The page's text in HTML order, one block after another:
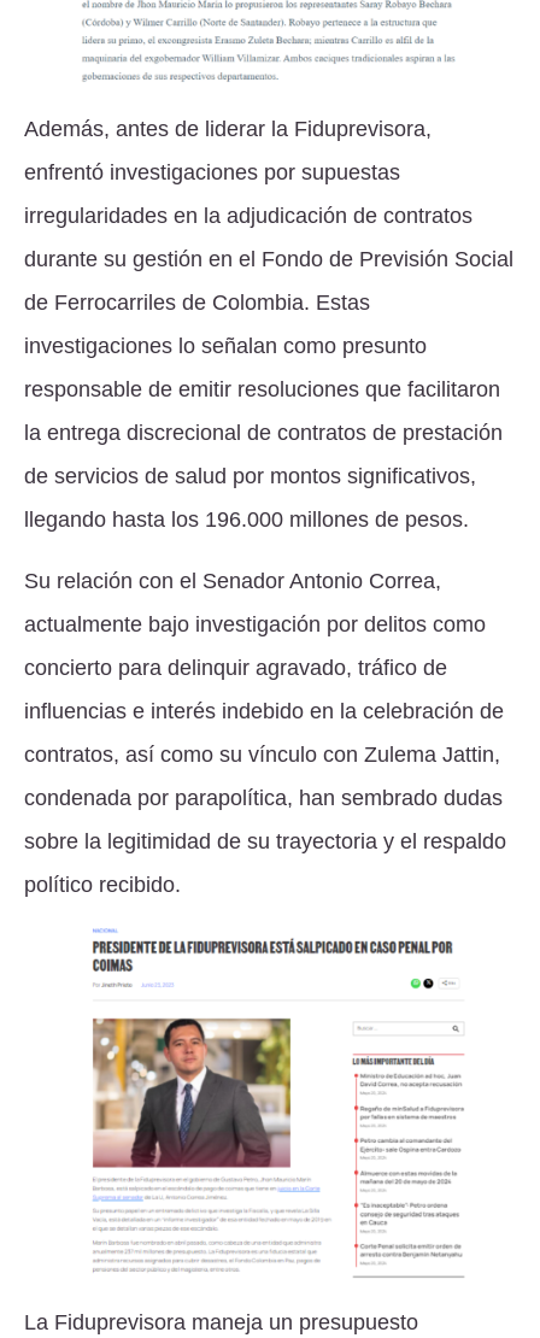
Además, antes de liderar la Fiduprevisora,
enfrentó investigaciones por supuestas
irregularidades en la adjudicación de contratos
durante su gestión en el Fondo de Previsión Social
de Ferrocarriles de Colombia. Estas
investigaciones lo señalan como presunto
responsable de emitir resoluciones que facilitaron
la entrega discrecional de contratos de prestación
de servicios de salud por montos significativos,
llegando hasta los 196.000 millones de pesos.
Su relación con el Senador Antonio Correa,
actualmente bajo investigación por delitos como
concierto para delinquir agravado, tráfico de
influencias e interés indebido en la celebración de
contratos, así como su vínculo con Zulema Jattin,
condenada por parapolítica, han sembrado dudas
sobre la legitimidad de su trayectoria y el respaldo
político recibido.
La Fiduprevisora maneja un presupuesto